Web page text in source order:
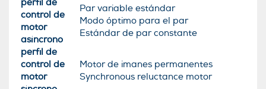
perfil de
control de
motor
asíncrono
Par variable estándar
Modo óptimo para el par
Estándar de par constante
perfil de
control de
motor
Motor de imanes permanentes
Synchronous reluctance motor